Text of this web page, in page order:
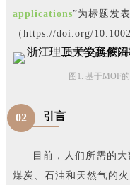
applications”为标题发
（https://doi.org/
图1. 基于MOF
02 引言
目前，人们所需的
煤炭、石油和天然气的